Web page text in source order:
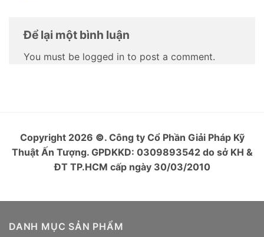
Để lại một bình luận
You must be logged in to post a comment.
Copyright 2026 ©. Công ty Cổ Phần Giải Pháp Kỹ
Thuật Ấn Tượng. GPDKKD: 0309893542 do sở KH &
ĐT TP.HCM cấp ngày 30/03/2010
DANH MỤC SẢN PHẨM